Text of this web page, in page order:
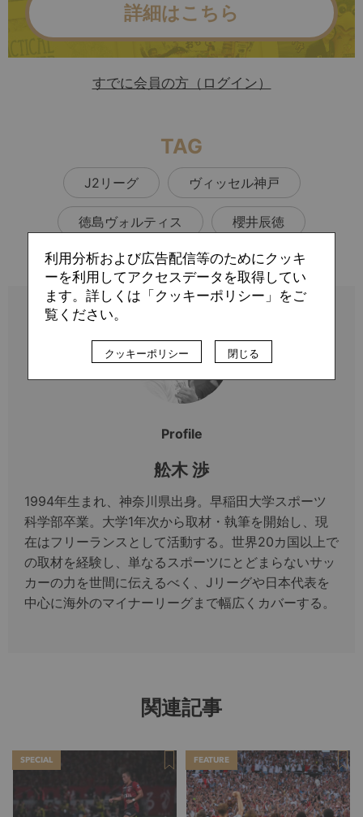
詳細はこちら
すでに会員の方（ログイン）
TAG
J2リーグ ヴィッセル神戸
徳島ヴォルティス 櫻井辰徳
Profile
舩木 渉
1994年生まれ、神奈川県出身。早稲田大学スポーツ
科学部卒業。大学1年次から取材・執筆を開始し、現
在はフリーランスとして活動する。世界20カ国以上で
の取材を経験し、単なるスポーツにとどまらないサッ
カーの力を世間に伝えるべく、Jリーグや日本代表を
中心に海外のマイナーリーグまで幅広くカバーする。
関連記事
SPECIAL FEATURE
利用分析および広告配信等のためにクッキ
ーを利用してアクセスデータを取得してい
ます。詳しくは「クッキーポリシー」をご
覧ください。
クッキーポリシー 閉じる